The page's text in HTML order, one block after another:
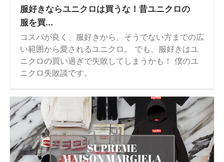
服好きならユニクロは買うな！昔ユニクロの
服を買...
コスパが良く、服好きから、そうでない方までの広
い範囲から愛されるユニクロ。 でも、服好きはユ
ニクロの買い過ぎで失敗してしまうかも！ 僕のユ
ニクロ失敗談です。